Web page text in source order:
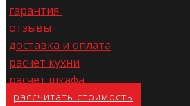
гарантия
отзывы
доставка и оплата
расчет кухни
расчет шкафа
расс​читать стоимость